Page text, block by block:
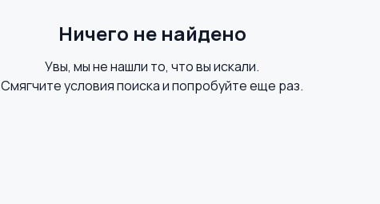
Ничего не найдено
Увы, мы не нашли то, что вы искали.
Смягчите условия поиска и попробуйте еще раз.